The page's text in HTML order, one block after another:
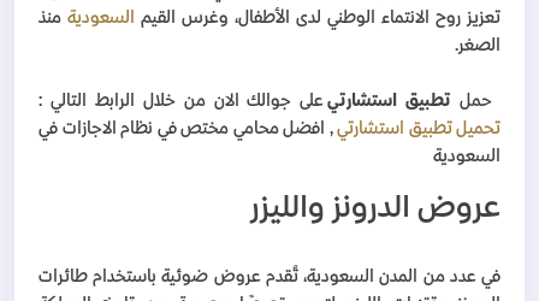
تعزيز روح الانتماء الوطني لدى الأطفال، وغرس القيم
السعودية منذ
الصغر.
حمل تطبيق استشارتيعلى جوالك الان من خلال الرابط التالي :
تحميل تطبيق استشارتي , افضل محامي مختص في نظام الاجازات في
السعودية
عروض الدرونز والليزر
في عدد من المدن السعودية، تُقدم عروض ضوئية باستخدام طائرات